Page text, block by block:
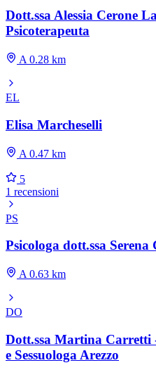
Dott.ssa Alessia Cerone
Psicoterapeuta
A 0.28 km
EL
Elisa Marcheselli
A 0.47 km
5
1 recensioni
PS
Psicologa dott.ssa
A 0.63 km
DO
Dott.ssa Martina Carretti
e Sessuologa Arezzo